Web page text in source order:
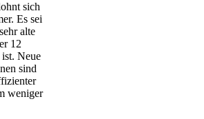
sich
Es sei
alte
12
Neue
sind
weniger